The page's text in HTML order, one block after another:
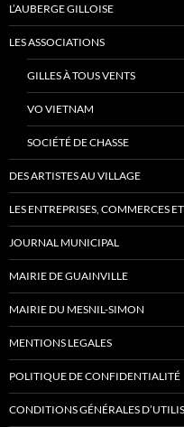
L’AUBERGE GILLOISE
LES ASSOCIATIONS
GILLES À TOUS VENTS
VO VIETNAM
SOCIÉTÉ DE CHASSE
DES ARTISTES AU VILLAGE
LES ENTREPRISES, COMMERCES
JOURNAL MUNICIPAL
MAIRIE DE GUAINVILLE
MAIRIE DU MESNIL-SIMON
MENTIONS LEGALES
POLITIQUE DE CONFIDENTIALITÉ
CONDITIONS GÉNÉRALES